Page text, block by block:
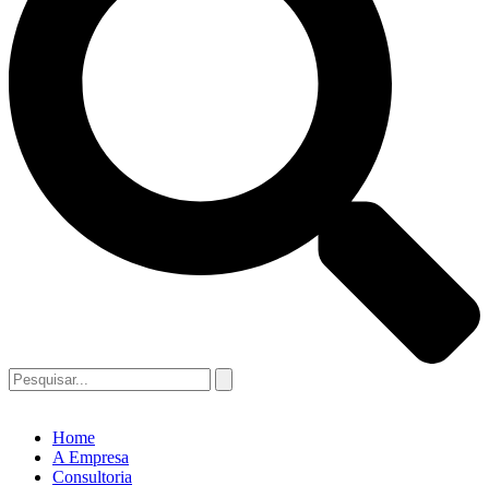
Home
A Empresa
Consultoria